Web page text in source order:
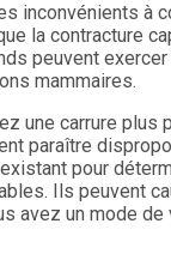
inconvénients à
la contracture
peuvent
mammaires.
une carrure plus
paraître
pour
Ils peuvent
avez un mode